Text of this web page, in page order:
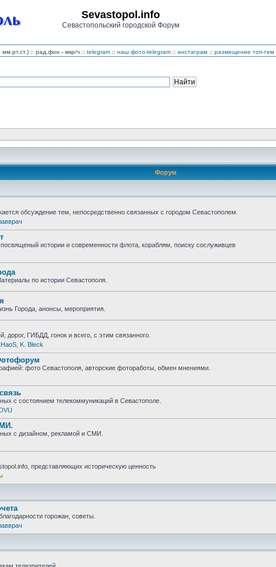
Sevastopol.info
Севастопольский городской Форум
мм.рт.ст.) :: рад.фон - мкр/ч :: telegram :: наш фото-telegram :: инстаграм :: размещение топ-тем
Форум
обсуждение тем, непосредственно связанных с городом Севастополем.
истории и современности флота, кораблям, поиску сослуживцев
по истории Севастополя.
Города, анонсы, мероприятия.
дорог, ГИБДД, гонок и всего, с этим связанного.
K. Bleck
фото Севастополя, авторские фотоработы, обмен мнениями.
с состоянием телекоммуникаций в Севастополе.
с дизайном, рекламой и СМИ.
представляющих историческую ценность
горожан, советы.